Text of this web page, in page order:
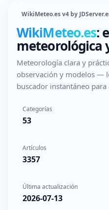
WikiMeteo.es v4 by
WikiMeteo.es:
meteorológica
Meteorología clara y
observación y modelos —
buscador instantáneo
Categorías
53
Artículos
3357
Última actualización
2026-07-13